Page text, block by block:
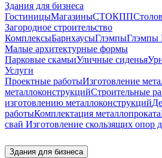
Здания для бизнеса
ГостиницыМагазиныСТОКПП
Загородное строительство
КомплексыБарнхаусыГлэмпыГлэмпы
Малые архитектурные формы
Парковые скамьиУличные сиденья
Услуги
Проектные работыИзготовление
металлоконструкцийСтроительные
изготовлению металлоконструкций
работыКомплектация металлопроката
свай Изготовление скользящих опор
Здания для бизнеса